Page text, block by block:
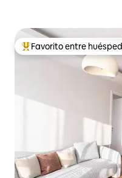
De los mejores en
Favorito entre